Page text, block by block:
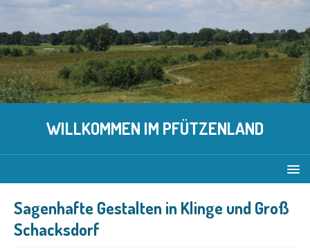
WILLKOMMEN IM PFÜTZENLAND
Sagenhafte Gestalten in Klinge und Groß
Schacksdorf